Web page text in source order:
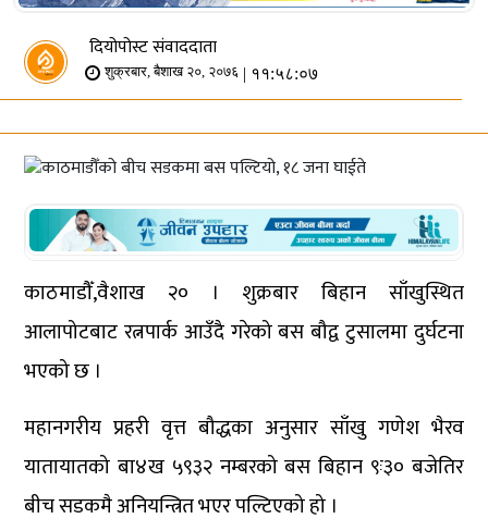
दियोपोस्ट संवाददाता
शुक्रबार, बैशाख २०, २०७६ | ११:५८:०७
काठमाडौँ,वैशाख २० । शुक्रबार बिहान साँखुस्थित
आलापोटबाट रत्नपार्क आउँदै गरेको बस बौद्व टुसालमा दुर्घटना
भएको छ ।
महानगरीय प्रहरी वृत्त बौद्धका अनुसार साँखु गणेश भैरव
यातायातको बा४ख ५९३२ नम्बरको बस बिहान ९ः३० बजेतिर
बीच सडकमै अनियन्त्रित भएर पल्टिएको हो ।